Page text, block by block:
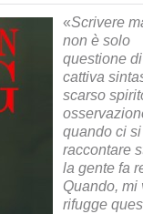
«Scrivere
non è solo
questione di
cattiva
scarso
quando ci
raccontare
la gente fa
Quando, mi
rifugge